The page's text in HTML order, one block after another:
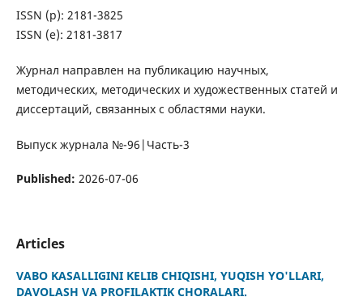
ISSN (р): 2181-3825
ISSN (е): 2181-3817
Журнал направлен на публикацию научных,
методических, методических и художественных статей и
диссертаций, связанных с областями науки.
Выпуск журнала №-96|Часть-3
Published: 2026-07-06
Articles
VABO KASALLIGINI KELIB CHIQISHI, YUQISH YO'LLARI,
DAVOLASH VA PROFILAKTIK CHORALARI.